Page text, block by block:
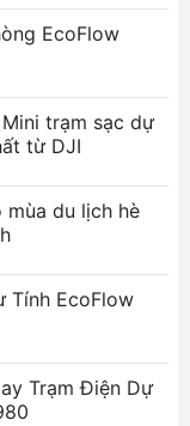
cung cấp
và lưu
được bảo vệ
hàng ngày.
EcoFlow
trạm sạc dự
từ DJI
du lịch hè
Tính EcoFlow
Trạm Điện Dự